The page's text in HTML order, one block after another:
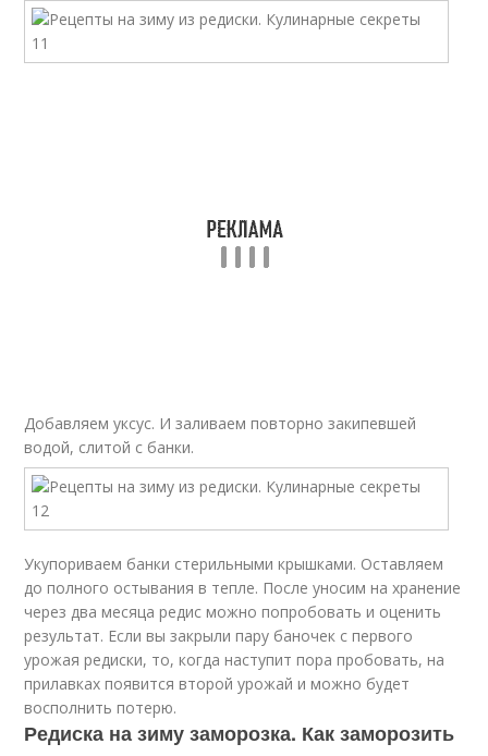
Добавляем уксус. И заливаем повторно закипевшей
водой, слитой с банки.
Укупориваем банки стерильными крышками. Оставляем
до полного остывания в тепле. После уносим на хранение
через два месяца редис можно попробовать и оценить
результат. Если вы закрыли пару баночек с первого
урожая редиски, то, когда наступит пора пробовать, на
прилавках появится второй урожай и можно будет
восполнить потерю.
Редиска на зиму заморозка. Как заморозить